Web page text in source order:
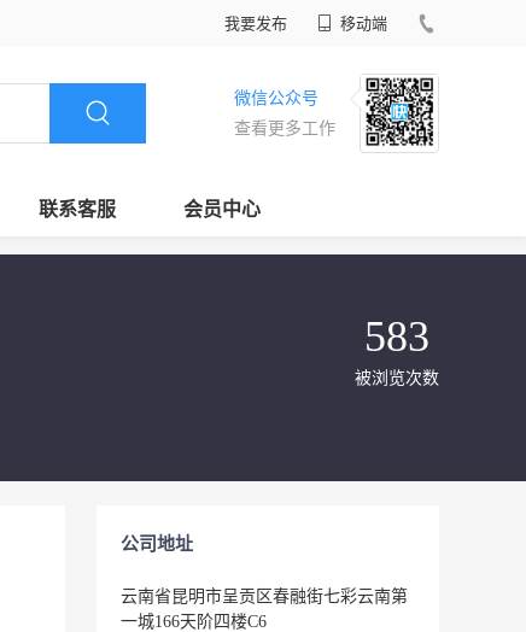
我要发布 移动端
微信公众号
查看更多工作
联系客服 会员中心
583
被浏览次数
公司地址
云南省昆明市呈贡区春融街七彩云南第
一城166天阶四楼C6